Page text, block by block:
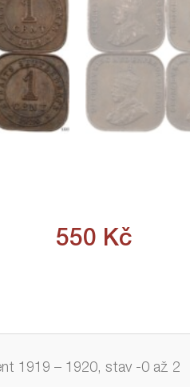
550 Kč
1919 – 1920, stav -0 až 2